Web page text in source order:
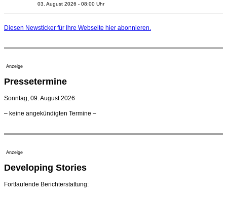
03. August 2026 - 08:00 Uhr
Nationaltheater Mannheim
Regensburger Generalmusikdirektor Stefan Veselka
Kammerorchester Heilbronn: Chefdirigent Risto Joost
verlängert bis 2030
Ensemblemitglieder
Dirigent Nicolás Pasquet mit Würth-Preis der
Jeunesses Musicales ausgezeichnet
07. August 2026 - 13:20 Uhr
Diesen Newsticker für Ihre Webseite hier abonnieren.
Anzeige
Pressetermine
Sonntag, 09. August 2026
– keine angekündigten Termine –
Anzeige
Developing Stories
Fortlaufende Berichterstattung: